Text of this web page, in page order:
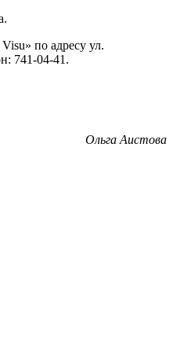
по адресу ул.
741-04-41.
Ольга Аистова